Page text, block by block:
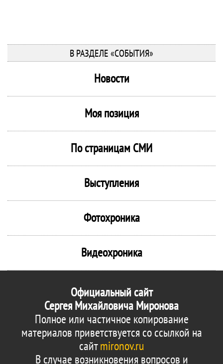
В РАЗДЕЛЕ «СОБЫТИЯ»
Новости
Моя позиция
По страницам СМИ
Выступления
Фотохроника
Видеохроника
Официальный сайт
Сергея Михайловича Миронова
Полное или частичное копирование
материалов приветствуется со ссылкой на
сайтmironov.ru
В случае возникновения вопросов и